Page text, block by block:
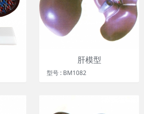
肝模型
型号 : BM1082